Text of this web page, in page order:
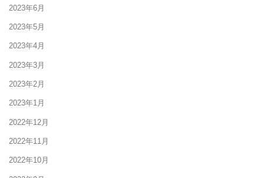
2023年6月
2023年5月
2023年4月
2023年3月
2023年2月
2023年1月
2022年12月
2022年11月
2022年10月